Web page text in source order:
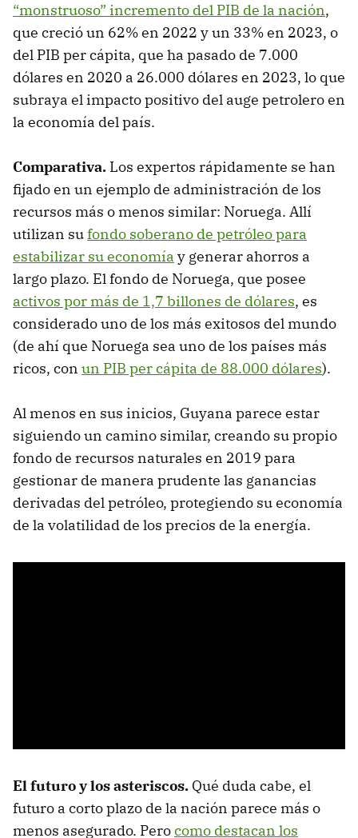
“monstruoso” incremento del PIB de la nación,
que creció un 62% en 2022 y un 33% en 2023, o
del PIB per cápita, que ha pasado de 7.000
dólares en 2020 a 26.000 dólares en 2023, lo que
subraya el impacto positivo del auge petrolero en
la economía del país.
Comparativa. Los expertos rápidamente se han
fijado en un ejemplo de administración de los
recursos más o menos similar: Noruega. Allí
utilizan sufondo soberano de petróleo para
estabilizar su economía y generar ahorros a
largo plazo. El fondo de Noruega, que posee
activos por más de 1,7 billones de dólares, es
considerado uno de los más exitosos del mundo
(de ahí que Noruega sea uno de los países más
ricos, con un PIB per cápita de 88.000 dólares).
Al menos en sus inicios, Guyana parece estar
siguiendo un camino similar, creando su propio
fondo de recursos naturales en 2019 para
gestionar de manera prudente las ganancias
derivadas del petróleo, protegiendo su economía
de la volatilidad de los precios de la energía.
El futuro y los asteriscos. Qué duda cabe, el
futuro a corto plazo de la nación parece más o
menos asegurado. Perocomo destacan los